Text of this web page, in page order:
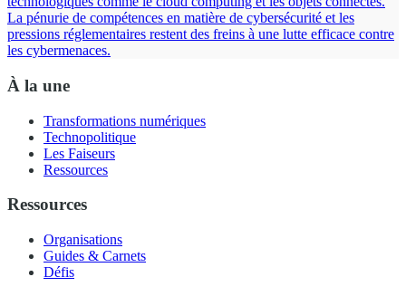
La pénurie de compétences en matière de cybersécurité et les
pressions réglementaires restent des freins à une lutte efficace contre
les cybermenaces.
À la une
Transformations numériques
Technopolitique
Les Faiseurs
Ressources
Ressources
Organisations
Guides & Carnets
Défis